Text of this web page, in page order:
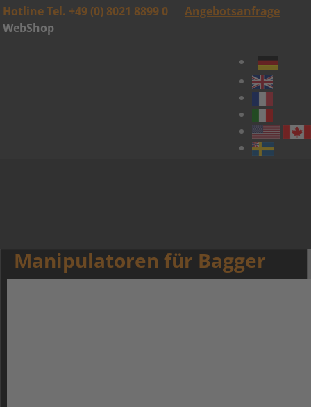
Hotline Tel. +49 (0) 8021 8899 0
Angebotsanfrage
WebShop
Manipulatoren für Bagger